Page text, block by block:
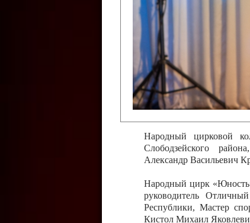
Приднестровской
Казавчинская;
Образцовый эстрадно-
творчества с. Чобручи,
Владимирович;
Образцовый цирковой
Тирасполь,
Молдавской Республики
Народный цирковой
Слободзейского
Александр Васильевич
Народный цирк
руководитель
Республики, Мастер
Кистол Михаил